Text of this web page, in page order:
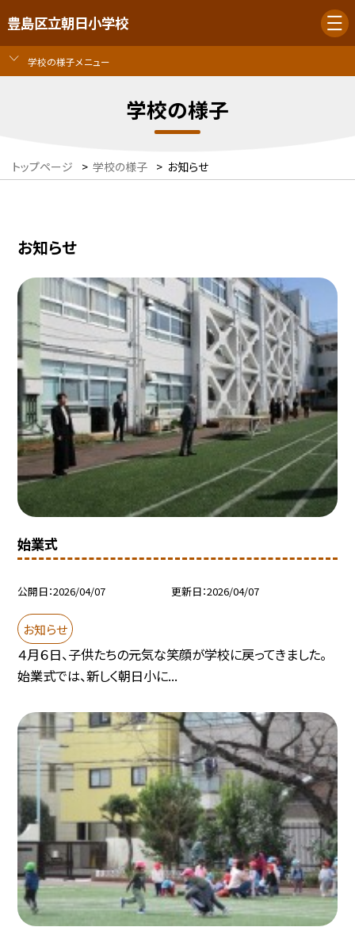
豊島区立朝日小学校
学校の様子メニュー
学校の様子
トップページ > 学校の様子 > お知らせ
お知らせ
始業式
公開日 2026/04/07 更新日 2026/04/07
お知らせ
４月６日、子供たちの元気な笑顔が学校に戻ってきました。
始業式では、新しく朝日小に...